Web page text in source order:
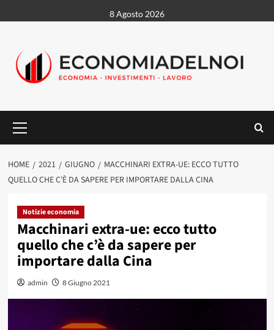
al
8 Agosto 2026
principale
HOME 2021 GIUGNO
MACCHINARI EXTRA-UE: ECCO TUTTO
QUELLO CHE C’È DA SAPERE PER IMPORTARE DALLA CINA
Notizie economia
Macchinari extra-ue: ecco tutto
quello che c’è da sapere per
importare dalla Cina
admin 8 Giugno 2021